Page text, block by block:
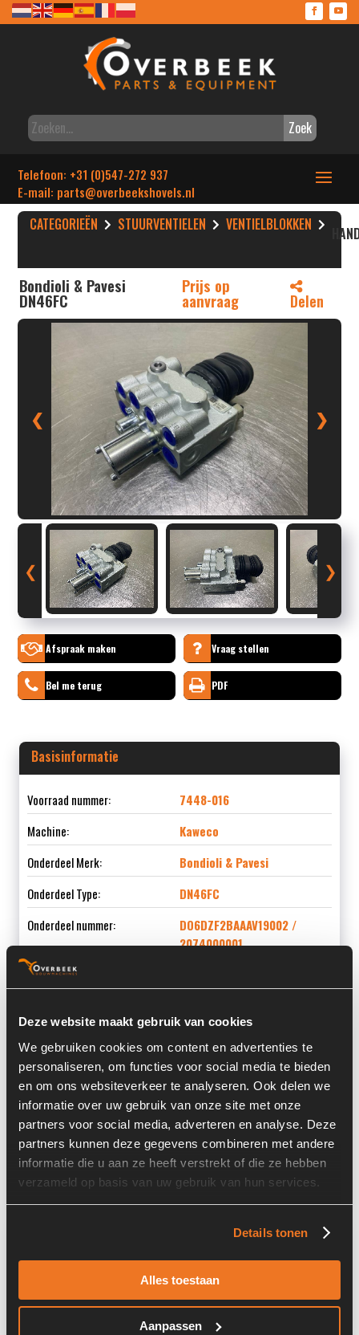
Deze website maakt gebruik van cookies
We gebruiken cookies om content en advertenties te
personaliseren, om functies voor social media te bieden
en om ons websiteverkeer te analyseren. Ook delen we
informatie over uw gebruik van onze site met onze
partners voor social media, adverteren en analyse. Deze
partners kunnen deze gegevens combineren met andere
informatie die u aan ze heeft verstrekt of die ze hebben
verzameld op basis van uw gebruik van hun services.
Details tonen
Alles toestaan
Aanpassen
Zoek
Telefoon: +31 (0)547-272 937
E-mail: parts@overbeekshovels.nl
CATEGORIEËN STUURVENTIELEN VENTIELBLOKKEN
Bondioli & Pavesi
DN46FC
Prijs op
aanvraag Delen
❮ ❯
❮ ❯
Afspraak maken Vraag stellen
Bel me terug PDF
Basisinformatie
Voorraad nummer:
7448-016
Machine:
Kaweco
Onderdeel Merk:
Bondioli & Pavesi
Onderdeel Type:
DN46FC
Onderdeel nummer:
DO6DZF2BAAAV19002 /
2074000001
Informatie
Locatie:
4C9I
Serienummer:
3955041/40
Past op de volgende machines:
Kaweco
Land:
Nederland
Stock number: 7448-016
Brand: Bondioli & Pavesi
Type 1: DN46FC